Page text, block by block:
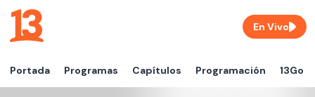
Portada Programas Capítulos Programación 13Go
En Vivo